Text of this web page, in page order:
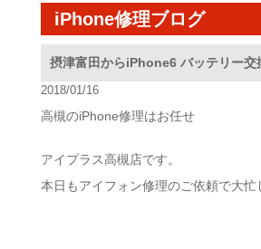
iPhone修理ブログ
摂津富田からiPhone6 バッテリー交
2018/01/16
高槻のiPhone修理はお任せ
アイプラス高槻店です。
本日もアイフォン修理のご依頼で大忙